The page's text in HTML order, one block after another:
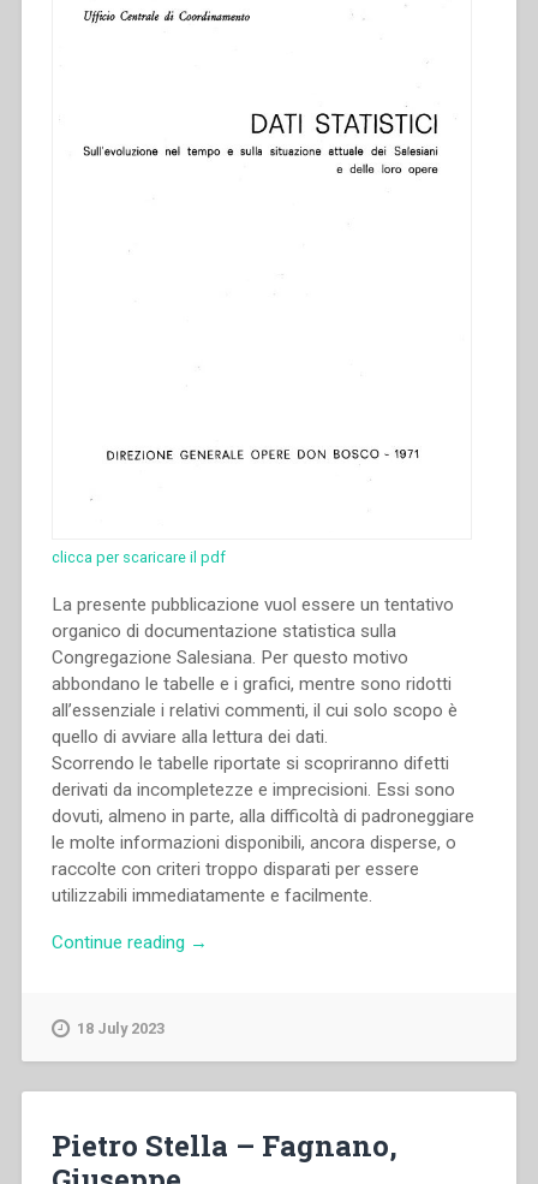
clicca per scaricare il pdf
La presente pubblicazione vuol essere un tentativo
organico di documentazione statistica sulla
Congregazione Salesiana. Per questo motivo
abbondano le tabelle e i grafici, mentre sono ridotti
all’essenziale i relativi commenti, il cui solo scopo è
quello di avviare alla lettura dei dati.
Scorrendo le tabelle riportate si scopriranno difetti
derivati da incompletezze e imprecisioni. Essi sono
dovuti, almeno in parte, alla difficoltà di padroneggiare
le molte informazioni disponibili, ancora disperse, o
raccolte con criteri troppo disparati per essere
utilizzabili immediatamente e facilmente.
Continue reading “Ufficio
Dati
→
18 July 2023
Pietro Stella – Fagnano,